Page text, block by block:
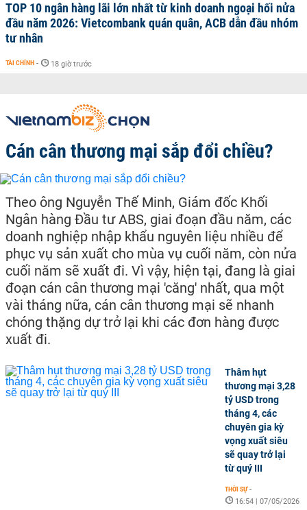
TOP 10 ngân hàng lãi lớn nhất từ kinh doanh ngoại hối nửa
đầu năm 2026: Vietcombank quán quân, ACB dẫn đầu nhóm
tư nhân
TÀI CHÍNH - 18 giờ trước
Cán cân thương mại sắp đổi chiều?
Theo ông Nguyễn Thế Minh, Giám đốc Khối
Ngân hàng Đầu tư ABS, giai đoạn đầu năm, các
doanh nghiệp nhập khẩu nguyên liệu nhiều để
phục vụ sản xuất cho mùa vụ cuối năm, còn nửa
cuối năm sẽ xuất đi. Vì vậy, hiện tại, đang là giai
đoạn cán cân thương mại 'căng' nhất, qua một
vài tháng nữa, cán cân thương mại sẽ nhanh
chóng thặng dự trở lại khi các đơn hàng được
xuất đi.
Thâm hụt
thương mại 3,28
tỷ USD trong
tháng 4, các
chuyên gia kỳ
vọng xuất siêu
sẽ quay trở lại
từ quý III
THỜI SỰ -
16:54 | 07/05/2026